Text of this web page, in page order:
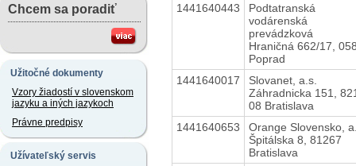
Chcem sa poradiť
Užitočné dokumenty
Vzory žiadostí v slovenskom
jazyku a iných jazykoch
Právne predpisy
Užívateľský servis
1441640443
Podtatranská
vodárenská
prevádzková
Hraničná 662/17,
Poprad
1441640017
Slovanet, a.s.
Záhradnicka 151,
08 Bratislava
1441640653
Orange Slovensko,
Špitálska 8, 81267
Bratislava